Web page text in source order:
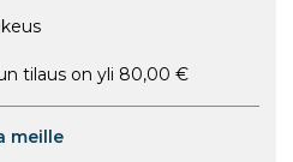
tilaus on yli 80,00 €
meille